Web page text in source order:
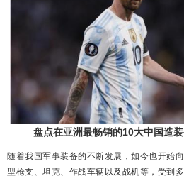
盘点在亚洲最畅销的10大中国造
随着我国军事装备的不断发展，如今也开始
型枪支、坦克、作战车辆以及战机等，受到